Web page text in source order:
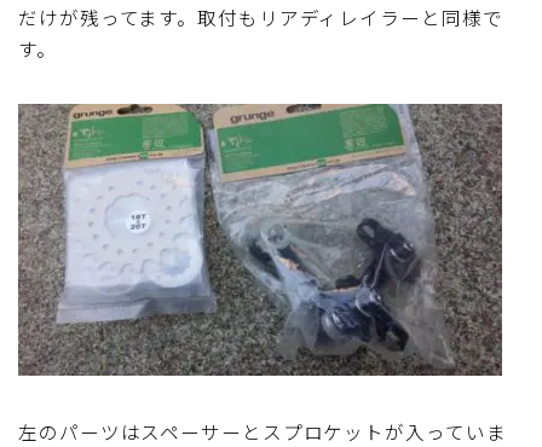
ディスクブレーキ
ブルべレポート2025
ブルべレポート2024
ブルべレポート2023
ブルベレポート2022
ブルべレポート2021
だけが残ってます。取付もリアディレイラーと同様で
す。
左のパーツはスペーサーとスプロケットが入っていま